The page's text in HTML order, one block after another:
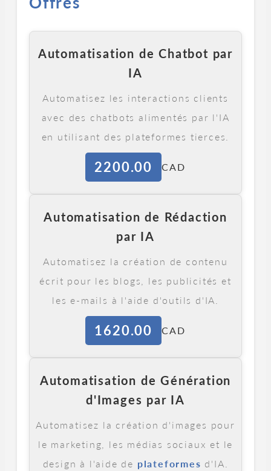
Automatisation de Chatbot par
IA
Automatisez les interactions clients
avec des chatbots alimentés par l'IA
en utilisant des plateformes tierces.
2200.00 CAD
Automatisation de Rédaction
par IA
Automatisez la création de contenu
écrit pour les blogs, les publicités et
les e-mails à l'aide d'outils d'IA.
1620.00 CAD
Automatisation de Génération
d'Images par IA
Automatisez la création d'images pour
le marketing, les médias sociaux et le
design à l'aide de plateformes d'IA.